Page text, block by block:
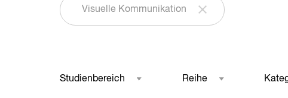
Visuelle Kommunikation
Studienbereich Reihe